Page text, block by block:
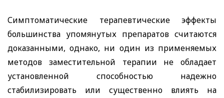
Симптоматические терапевтические эффекты
большинства упомянутых препаратов считаются
доказанными, однако, ни один из применяемых
методов заместительной терапии не обладает
установленной способностью надежно
стабилизировать или существенно влиять на